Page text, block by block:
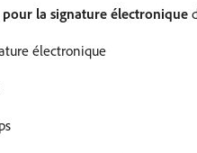
la signature électronique